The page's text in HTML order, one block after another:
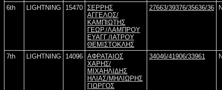
6th LIGHTNING 15470 ΣΕΡΡΗΣ
ΑΓΓΕΛΟΣ/
ΚΑΜΠΙΩΤΗΣ
ΓΕΩΡ./ΛΑΜΠΡΟΥ
ΕΥΑΓΓ./ΙΑΤΡΟΥ
ΘΕΜΙΣΤΟΚΛΗΣ
27663/39376/35636/36
7th LIGHTNING 14096 ΑΦΡΑΤΑΙΟΣ
ΧΑΡΗΣ/
ΜΙΧΑΗΛΙΔΗΣ
ΗΛΙΑΣ/ΜΗΛΙΩΡΗΣ
ΓΙΩΡΓΟΣ
34046/41906/33961